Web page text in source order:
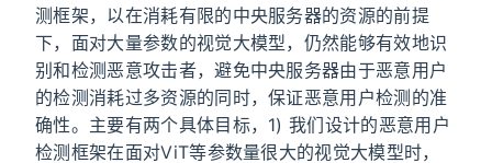
测框架，以在消耗有限的中央服务器的资源的前提
下，面对大量参数的视觉大模型，仍然能够有效地识
别和检测恶意攻击者，避免中央服务器由于恶意用户
的检测消耗过多资源的同时，保证恶意用户检测的准
确性。主要有两个具体目标，1) 我们设计的恶意用户
检测框架在面对ViT等参数量很大的视觉大模型时，